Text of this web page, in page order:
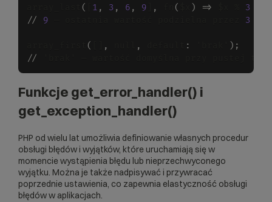
( 1 , 3 , 6 , 9 , ( ) => 3
// 9 3
( , , : ) ;
//
Funkcje get_error_handler() i
get_exception_handler()
PHP od wielu lat umożliwia definiowanie własnych procedur
obsługi błędów i wyjątków, które uruchamiają się w
momencie wystąpienia błędu lub nieprzechwyconego
wyjątku. Można je także nadpisywać i przywracać
poprzednie ustawienia, co zapewnia elastyczność obsługi
błędów w aplikacjach.